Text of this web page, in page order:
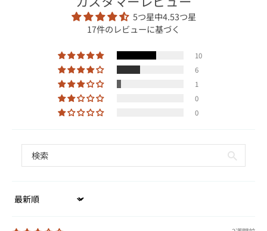
5つ星中4.53つ星
17件のレビューに基づく
10
6
1
0
0
Sort by